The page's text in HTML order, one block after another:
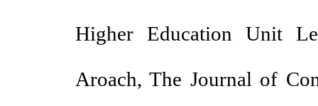
Higher Education Unit
Aroach, The Journal of